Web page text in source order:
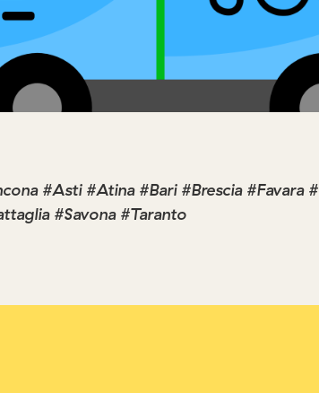
#Asti #Atina #Bari #Brescia #Favara
#Savona #Taranto